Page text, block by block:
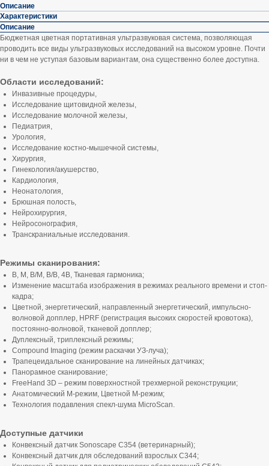
Описание
Характеристики
Описание
Бюджетная цветная портативная ультразвуковая система, позволяющая
проводить все виды ультразвуковых исследований на высоком уровне. Почти
ни в чем не уступая базовым вариантам, она существенно более доступна.
Области исследований:
Инвазивные процедуры,
Исследование щитовидной железы,
Исследование молочной железы,
Педиатрия,
Урология,
Исследование костно-мышечной системы,
Хирургия,
Гинекология/акушерство,
Кардиология,
Неонатология,
Брюшная полость,
Нейрохирургия,
Нейросонография,
Транскраниальные исследования.
Режимы сканирования:
В, М, В/М, В/В, 4В, Тканевая гармоника;
Изменение масштаба изображения в режимах реального времени и стоп-
кадра;
Цветной, энергетический, направленный энергетический, импульсно-
волновой допплер, HPRF (регистрация высоких скоростей кровотока),
постоянно-волновой, тканевой допплер;
Дуплексный, триплексный режимы;
Compound Imaging (режим раскачки УЗ-луча);
Трапецеидальное сканирование на линейных датчиках;
Панорамное сканирование;
FreeHand 3D – режим поверхностной трехмерной реконструкции;
Анатомический М-режим, Цветной М-режим;
Технология подавления спекл-шума MicroScan.
Доступные датчики
Конвексный датчик Sonoscape C354 (ветеринарный);
Конвексный датчик для обследований взрослых С344;